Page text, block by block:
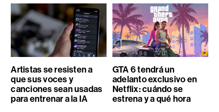
Artistas se resisten a
que sus voces y
canciones sean usadas
para entrenar a la IA
GTA 6 tendrá un
adelanto exclusivo en
Netflix: cuándo se
estrena y a qué hora